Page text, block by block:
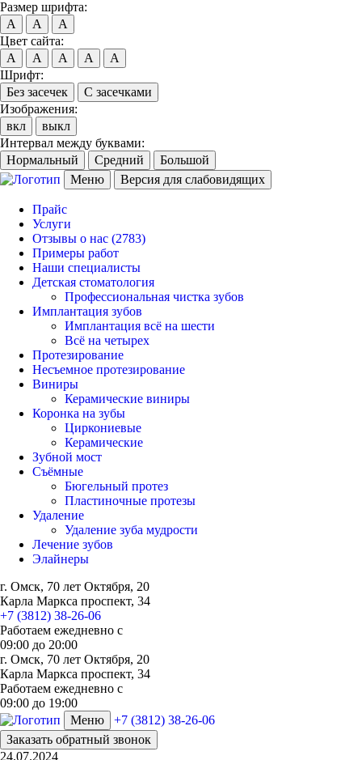
Размер шрифта:
A
A
A
Цвет сайта:
A
A A A
A
Шрифт:
Без засечек
С засечками
Изображения:
вкл
выкл
Интервал между буквами:
Нормальный
Средний
Большой
Меню
Версия для слабовидящих
Прайс
Услуги
Отзывы о нас (2783)
Примеры работ
Наши специалисты
Детская стоматология
Профессиональная чистка зубов
Имплантация зубов
Имплантация всё на шести
Всё на четырех
Протезирование
Несъемное протезирование
Виниры
Керамические виниры
Коронка на зубы
Циркониевые
Керамические
Зубной мост
Съёмные
Бюгельный протез
Пластиночные протезы
Удаление
Удаление зуба мудрости
Лечение зубов
Элайнеры
г. Омск, 70 лет Октября, 20
Карла Маркса проспект, 34
+7 (3812) 38-26-06
Работаем ежедневно с
09:00 до 20:00
г. Омск, 70 лет Октября, 20
Карла Маркса проспект, 34
Работаем ежедневно с
09:00 до 19:00
Меню
+7 (3812) 38-26-06
Заказать обратный звонок
24.07.2024